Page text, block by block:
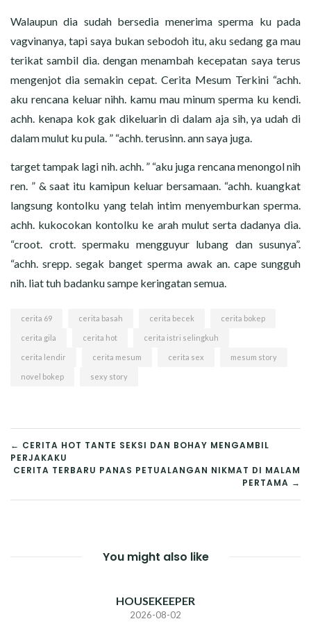
Walaupun dia sudah bersedia menerima sperma ku pada
vagvinanya, tapi saya bukan sebodoh itu, aku sedang ga mau
terikat sambil dia. dengan menambah kecepatan saya terus
mengenjot dia semakin cepat. Cerita Mesum Terkini “achh.
aku rencana keluar nihh. kamu mau minum sperma ku kendi.
achh. kenapa kok gak dikeluarin di dalam aja sih, ya udah di
dalam mulut ku pula. ” “achh. terusinn. ann saya juga.
target tampak lagi nih. achh. ” “aku juga rencana menongol nih
ren. ” & saat itu kamipun keluar bersamaan. “achh. kuangkat
langsung kontolku yang telah intim menyemburkan sperma.
achh. kukocokan kontolku ke arah mulut serta dadanya dia.
“croot. crott. spermaku mengguyur lubang dan susunya”.
“achh. srepp. segak banget sperma awak an. cape sungguh
nih. liat tuh badanku sampe keringatan semua.
cerita 69 cerita basah cerita becek cerita bokep
cerita gila cerita hot cerita istri selingkuh
cerita lendir cerita mesum cerita sex mesum story
novel bokep sexy story
POST
NAVIGATION
← CERITA HOT TANTE SEKSI DAN BOHAY MENGAMBIL
PERJAKAKU
CERITA TERBARU PANAS PETUALANGAN NIKMAT DI MALAM
PERTAMA →
You might also like
HOUSEKEEPER
2026-08-02